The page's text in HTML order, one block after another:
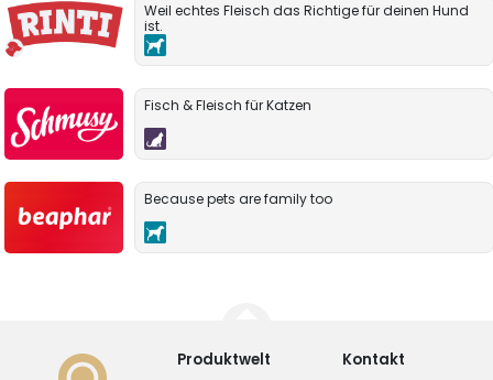
Weil echtes Fleisch das Richtige für deinen Hund
ist.
Fisch & Fleisch für Katzen
Because pets are family too
Produktwelt Kontakt